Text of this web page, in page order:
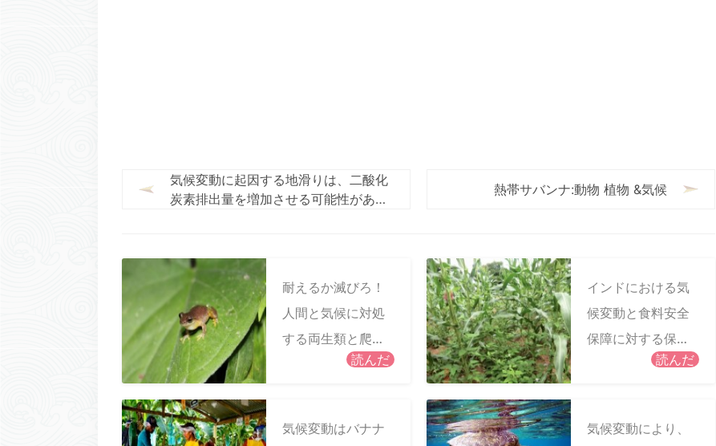
気候変動に起因する地滑りは、二酸化
炭素排出量を増加させる可能性があり
熱帯サバンナ:動物 植物 &気候
耐えるか滅びろ！
人間と気候に対処
する両生類と爬虫
読んだ
インドにおける気
候変動と食料安全
保障に対する保全
農業の適応を測定
読んだ
気候変動はバナナ 気候変動により、